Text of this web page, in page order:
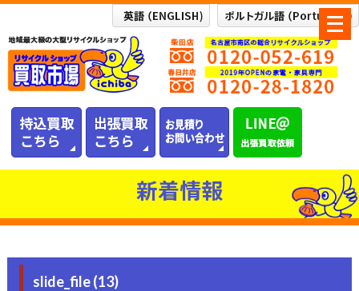
メ
ニ
ュ
ー
新着情報
slide_file (13)